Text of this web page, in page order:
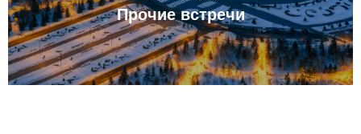
Прочие встречи